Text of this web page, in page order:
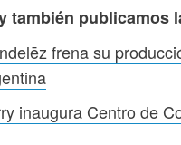
también publicamos
frena su
inaugura Centro de